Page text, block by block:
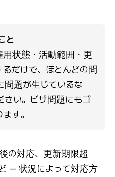
と
用状態・活動範囲・更
だけで、ほとんどの問
問題が生じているな
さい。ビザ問題にもゴ
す。
の対応、更新期限超
— 状況によって対応方